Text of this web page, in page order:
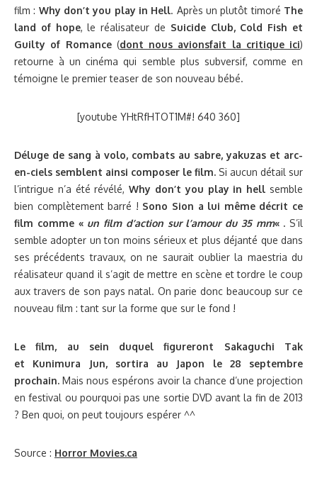
film : Why don’t you play in Hell. Après un plutôt timoré The
land of hope, le réalisateur de Suicide Club, Cold Fish et
Guilty of Romance(dont nous avionsfait la critique ici)
retourne à un cinéma qui semble plus subversif, comme en
témoigne le premier teaser de son nouveau bébé.
[youtube YHtRfHTOT1M#! 640 360]
Déluge de sang à volo, combats au sabre, yakuzas et arc-
en-ciels semblent ainsi composer le film. Si aucun détail sur
l’intrigue n’a été révélé,Why don’t you play in hell semble
bien complètement barré ! Sono Sion a lui même décrit ce
film comme « un film d’action sur l’amour du 35 mm« . S’il
semble adopter un ton moins sérieux et plus déjanté que dans
ses précédents travaux, on ne saurait oublier la maestria du
réalisateur quand il s’agit de mettre en scène et tordre le coup
aux travers de son pays natal. On parie donc beaucoup sur ce
nouveau film : tant sur la forme que sur le fond !
Le film, au sein duquel figureront Sakaguchi Tak
et Kunimura Jun, sortira au Japon le 28 septembre
prochain. Mais nous espérons avoir la chance d’une projection
en festival ou pourquoi pas une sortie DVD avant la fin de 2013
? Ben quoi, on peut toujours espérer ^^
Source : Horror Movies.ca